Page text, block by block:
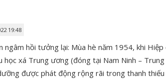
19:48
hồi tưởng lại: Mùa hè năm 1954, khi
học xá Trung ương (đóng tại Nam Ninh –
được phát động rộng rãi trong thanh thiếu